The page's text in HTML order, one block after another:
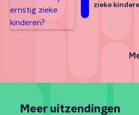
zieke
Meer uitzendingen